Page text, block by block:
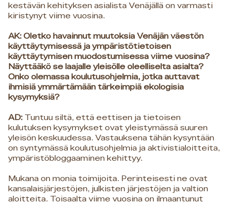
kestävän kehityksen asialista Venäjällä on varmasti
kiristynyt viime vuosina.
AK: Oletko havainnut muutoksia Venäjän väestön
käyttäytymisessä ja ympäristötietoisen
käyttäytymisen muodostumisessa viime vuosina?
Näyttääkö se laajalle yleisölle oleelliselta asialta?
Onko olemassa koulutusohjelmia, jotka auttavat
ihmisiä ymmärtämään tärkeimpiä ekologisia
kysymyksiä?
AD: Tuntuu siltä, että eettisen ja tietoisen
kulutuksen kysymykset ovat yleistymässä suuren
yleisön keskuudessa. Vastauksena tähän kysyntään
on syntymässä koulutusohjelmia ja aktivistialoitteita,
ympäristöbloggaaminen kehittyy.
Mukana on monia toimijoita. Perinteisesti ne ovat
kansalaisjärjestöjen, julkisten järjestöjen ja valtion
aloitteita. Toisaalta viime vuosina on ilmaantunut